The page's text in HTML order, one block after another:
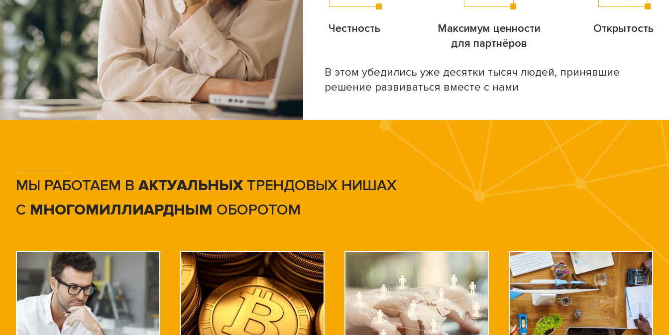
Честность
Максимум ценности
для партнёров
Открытость
В этом убедились уже десятки тысяч людей, принявшие
решение развиваться вместе с нами
МЫ РАБОТАЕМ ВАКТУАЛЬНЫХТРЕНДОВЫХ НИШАХ
С МНОГОМИЛЛИАРДНЫМ ОБОРОТОМ